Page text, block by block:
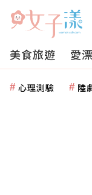
美食旅遊 愛
心理測驗 陸